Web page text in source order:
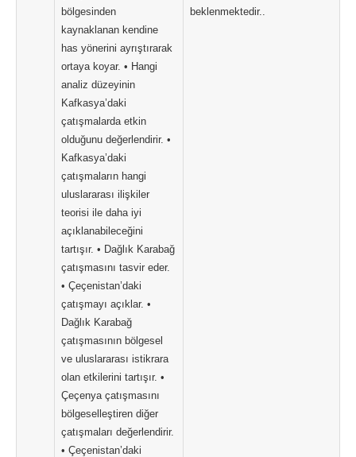
bölgesinden
kaynaklanan kendine
has yönerini ayrıştırarak
ortaya koyar. • Hangi
analiz düzeyinin
Kafkasya’daki
çatışmalarda etkin
olduğunu değerlendirir. •
Kafkasya’daki
çatışmaların hangi
uluslararası ilişkiler
teorisi ile daha iyi
açıklanabileceğini
tartışır. • Dağlık Karabağ
çatışmasını tasvir eder.
• Çeçenistan’daki
çatışmayı açıklar. •
Dağlık Karabağ
çatışmasının bölgesel
ve uluslararası istikrara
olan etkilerini tartışır. •
Çeçenya çatışmasını
bölgeselleştiren diğer
çatışmaları değerlendirir.
• Çeçenistan’daki
beklenmektedir..